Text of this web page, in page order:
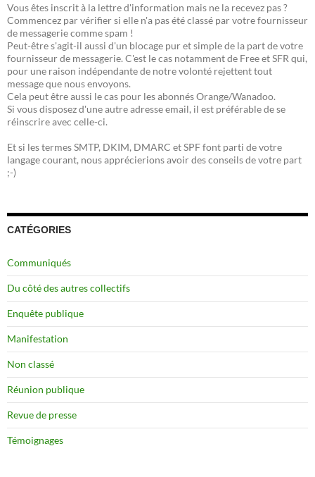
Vous êtes inscrit à la lettre d'information mais ne la recevez pas ?
Commencez par vérifier si elle n'a pas été classé par votre fournisseur
de messagerie comme spam !
Peut-être s'agit-il aussi d'un blocage pur et simple de la part de votre
fournisseur de messagerie. C'est le cas notamment de Free et SFR qui,
pour une raison indépendante de notre volonté rejettent tout
message que nous envoyons.
Cela peut être aussi le cas pour les abonnés Orange/Wanadoo.
Si vous disposez d'une autre adresse email, il est préférable de se
réinscrire avec celle-ci.
Et si les termes SMTP, DKIM, DMARC et SPF font parti de votre
langage courant, nous apprécierions avoir des conseils de votre part
;-)
CATÉGORIES
Communiqués
Du côté des autres collectifs
Enquête publique
Manifestation
Non classé
Réunion publique
Revue de presse
Témoignages